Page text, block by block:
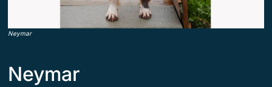
Neymar
Neymar